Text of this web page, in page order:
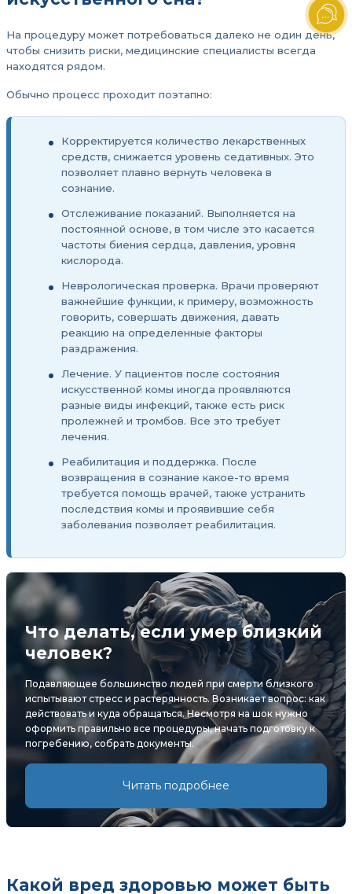
На процедуру может потребоваться далеко не один день,
чтобы снизить риски, медицинские специалисты всегда
находятся рядом.
Обычно процесс проходит поэтапно:
Корректируется количество лекарственных
средств, снижается уровень седативных. Это
позволяет плавно вернуть человека в
сознание.
Отслеживание показаний. Выполняется на
постоянной основе, в том числе это касается
частоты биения сердца, давления, уровня
кислорода.
Неврологическая проверка. Врачи проверяют
важнейшие функции, к примеру, возможность
говорить, совершать движения, давать
реакцию на определенные факторы
раздражения.
Лечение. У пациентов после состояния
искусственной комы иногда проявляются
разные виды инфекций, также есть риск
пролежней и тромбов. Все это требует
лечения.
Реабилитация и поддержка. После
возвращения в сознание какое-то время
требуется помощь врачей, также устранить
последствия комы и проявившие себя
заболевания позволяет реабилитация.
Что делать, если умер близкий
человек?
Подавляющее большинство людей при смерти близкого
испытывают стресс и растерянность. Возникает вопрос: как
действовать и куда обращаться. Несмотря на шок нужно
оформить правильно все процедуры, начать подготовку к
погребению, собрать документы.
Читать подробнее
Какой вред здоровью может быть